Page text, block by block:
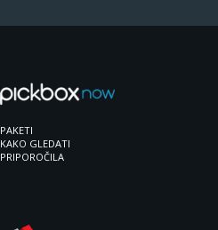
PAKETI
KAKO GLEDATI
PRIPOROČILA